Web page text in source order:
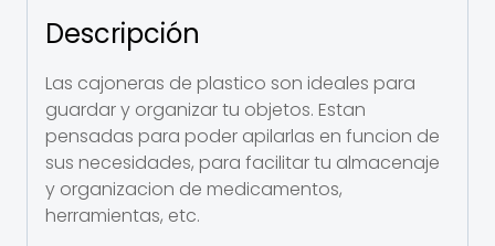
Descripción
Las cajoneras de plastico son ideales para
guardar y organizar tu objetos. Estan
pensadas para poder apilarlas en funcion de
sus necesidades, para facilitar tu almacenaje
y organizacion de medicamentos,
herramientas, etc.